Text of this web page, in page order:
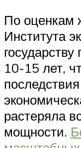
По оценкам
Института
10-15 лет,
растеряла
мощности.